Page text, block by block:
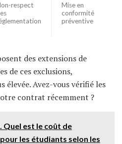
respect
Mise en
conformité
préventive
des extensions de
de ces exclusions,
élevée. Avez-vous vérifié les
contrat récemment ?
Quel est le coût de
les étudiants selon les